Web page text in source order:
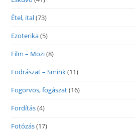
Étel, ital(73)
Ezoterika(5)
Film – Mozi(8)
Fodrászat – Smink(11)
Fogorvos, fogászat(16)
Fordítás(4)
Fotózás(17)